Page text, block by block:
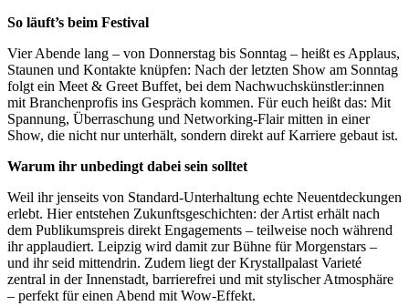
So läuft’s beim Festival
Vier Abende lang – von Donnerstag bis Sonntag – heißt es Applaus,
Staunen und Kontakte knüpfen: Nach der letzten Show am Sonntag
folgt ein Meet & Greet Buffet, bei dem Nachwuchskünstler:innen
mit Branchenprofis ins Gespräch kommen. Für euch heißt das: Mit
Spannung, Überraschung und Networking-Flair mitten in einer
Show, die nicht nur unterhält, sondern direkt auf Karriere gebaut ist.
Warum ihr unbedingt dabei sein solltet
Weil ihr jenseits von Standard-Unterhaltung echte Neuentdeckungen
erlebt. Hier entstehen Zukunftsgeschichten: der Artist erhält nach
dem Publikumspreis direkt Engagements – teilweise noch während
ihr applaudiert. Leipzig wird damit zur Bühne für Morgenstars –
und ihr seid mittendrin. Zudem liegt der Krystallpalast Varieté
zentral in der Innenstadt, barrierefrei und mit stylischer Atmosphäre
– perfekt für einen Abend mit Wow-Effekt.